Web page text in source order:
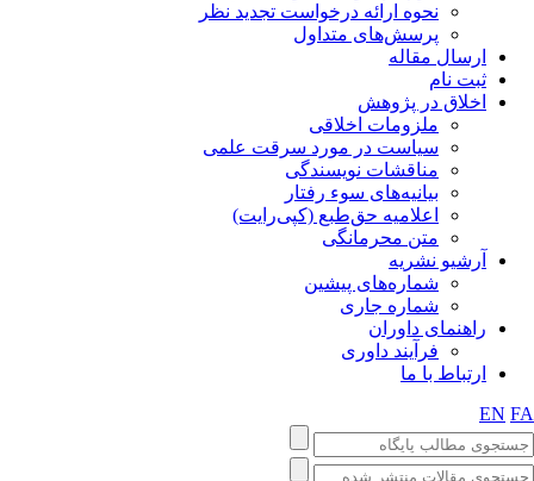
نحوه ارائه درخواست تجدید نظر
پرسش‌های متداول
ارسال مقاله
ثبت نام
اخلاق در پژوهش
ملزومات اخلاقی
سیاست در مورد سرقت علمی
مناقشات نویسندگی
بیانیه‌های سوء رفتار
اعلامیه حق‌طبع (کپی‌رایت)
متن محرمانگی
آرشیو نشریه
شماره‌های پیشین
شماره جاری
راهنمای داوران
فرآیند داوری
ارتباط با ما
EN